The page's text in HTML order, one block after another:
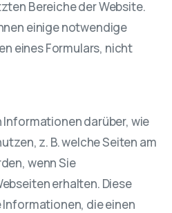
Bereiche der Website.
einige notwendige
eines Formulars, nicht
Informationen darüber, wie
z. B. welche Seiten am
wenn Sie
erhalten. Diese
die einen